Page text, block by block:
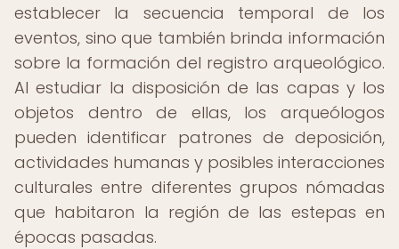
establecer la secuencia temporal de los
eventos, sino que también brinda información
sobre la formación del registro arqueológico.
Al estudiar la disposición de las capas y los
objetos dentro de ellas, los arqueólogos
pueden identificar patrones de deposición,
actividades humanas y posibles interacciones
culturales entre diferentes grupos nómadas
que habitaron la región de las estepas en
épocas pasadas.